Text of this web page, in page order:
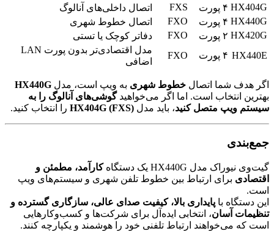
HX404G ۴ پورت FXS
اتصال داخلی‌های آنالوگ
HX440G ۴ پورت FXO
اتصال خطوط شهری
HX420G ۲ پورت FXO
دفاتر کوچک یا تستی
HX440E ۴ پورت FXO
مدل اقتصادی‌تر بدون پورت LAN
اضافی
اگر هدف شما اتصال خطوط شهری به ویپ است، مدل HX440G
بهترین انتخاب است. اما اگر می‌خواهیدگوشی‌های آنالوگ را به
سیستم ویپ متصل کنید، باید مدل HX404G (FXS) را انتخاب کنید.
جمع‌بندی
گیت‌وی نیوراک مدل HX440G یک دستگاه
کارآمد، مطمئن و
اقتصادی برای ارتباط بین خطوط تلفن شهری و سیستم‌های ویپ
است.
این دستگاه با پایداری بالا، کیفیت صدای عالی، سازگاری گسترده و
تنظیمات آسان، انتخابی ایده‌آل برای شرکت‌ها و کسب‌وکارهایی
است که می‌خواهند ارتباط تلفنی خود را هوشمند و یکپارچه کنند.